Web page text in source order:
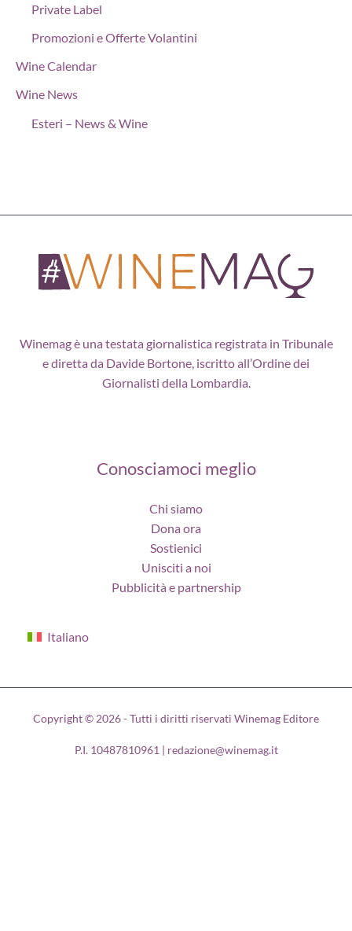
Private Label
Promozioni e Offerte Volantini
Wine Calendar
Wine News
Esteri – News & Wine
Winemag è una testata giornalistica registrata in Tribunale
e diretta da Davide Bortone, iscritto all’Ordine dei
Giornalisti della Lombardia.
Conosciamoci meglio
Chi siamo
Dona ora
Sostienici
Unisciti a noi
Pubblicità e partnership
Italiano
Copyright © 2026 - Tutti i diritti riservati Winemag Editore
P.I. 10487810961 | redazione@winemag.it